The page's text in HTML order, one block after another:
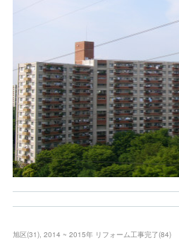
旭区(31) 2014 ~ 2015年 リフォーム工事完了(84)